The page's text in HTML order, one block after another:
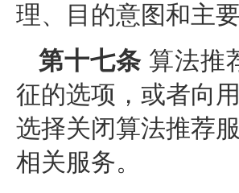
理、目的意图和主
第十七条 算法推
征的选项，或者向
选择关闭算法推荐
相关服务。